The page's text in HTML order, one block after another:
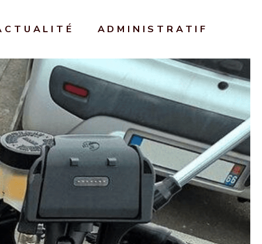
ADMINISTRATIF